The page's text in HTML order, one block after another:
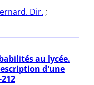
Dir. ;
au lycée.
d'une